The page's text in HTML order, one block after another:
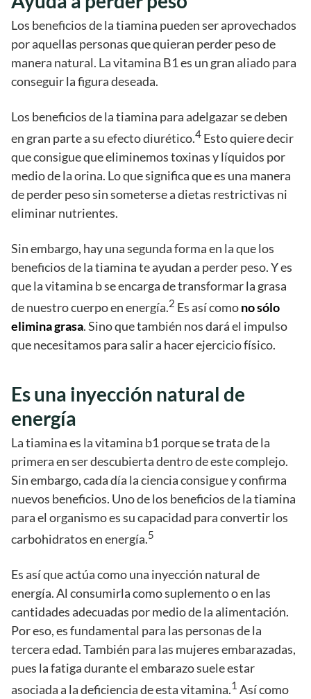
Los beneficios de la tiamina pueden ser aprovechados
por aquellas personas que quieran perder peso de
manera natural. La vitamina B1 es un gran aliado para
conseguir la figura deseada.
Los beneficios de la tiamina para adelgazar se deben
en gran parte a su efecto diurético.4 Esto quiere decir
que consigue que eliminemos toxinas y líquidos por
medio de la orina. Lo que significa que es una manera
de perder peso sin someterse a dietas restrictivas ni
eliminar nutrientes.
Sin embargo, hay una segunda forma en la que los
beneficios de la tiamina te ayudan a perder peso. Y es
que la vitamina b se encarga de transformar la grasa
de nuestro cuerpo en energía.2 Es así comono sólo
elimina grasa. Sino que también nos dará el impulso
que necesitamos para salir a hacer ejercicio físico.
Es una inyección natural de
energía
La tiamina es la vitamina b1 porque se trata de la
primera en ser descubierta dentro de este complejo.
Sin embargo, cada día la ciencia consigue y confirma
nuevos beneficios. Uno de los beneficios de la tiamina
para el organismo es su capacidad para convertir los
carbohidratos en energía.5
Es así que actúa como una inyección natural de
energía. Al consumirla como suplemento o en las
cantidades adecuadas por medio de la alimentación.
Por eso, es fundamental para las personas de la
tercera edad. También para las mujeres embarazadas,
pues la fatiga durante el embarazo suele estar
asociada a la deficiencia de esta vitamina.1 Así como